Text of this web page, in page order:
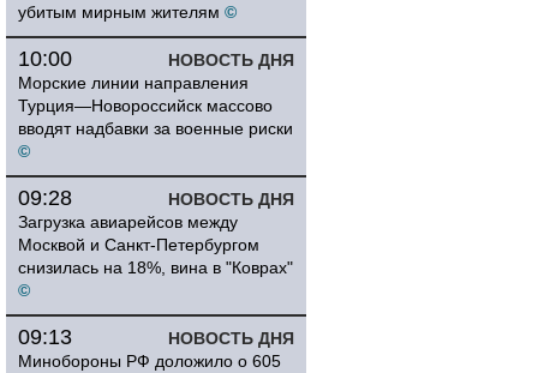
убитым мирным жителям ©
НОВОСТЬ ДНЯ
10:00
Морские линии направления
Турция—Новороссийск массово
вводят надбавки за военные риски
©
НОВОСТЬ ДНЯ
09:28
Загрузка авиарейсов между
Москвой и Санкт-Петербургом
снизилась на 18%, вина в "Коврах"
©
НОВОСТЬ ДНЯ
09:13
Минобороны РФ доложило о 605